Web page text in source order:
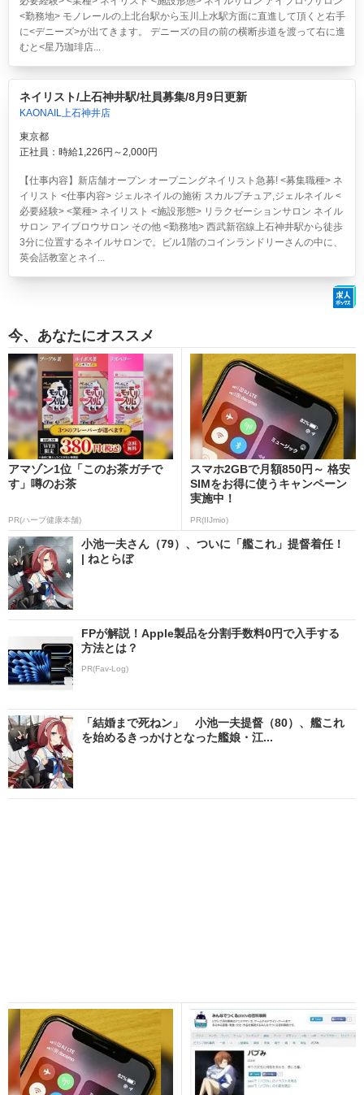
<勤務地> モノレールの上北台駅から玉川上水駅方面に直進して頂くと右手
に<デニーズ>が出てきます。 デニーズの目の前の横断歩道を渡って右に進
むと<星乃珈琲店...
ネイリスト/上石神井駅/社員募集/8月9日更新
KAONAIL上石神井店
東京都
正社員：時給1,226円～2,000円
【仕事内容】新店舗オープン オープニングネイリスト急募! <募集職種> ネ
イリスト <仕事内容> ジェルネイルの施術 スカルプチュア,ジェルネイル <
必要経験> <業種> ネイリスト <施設形態> リラクゼーションサロン ネイル
サロン アイブロウサロン その他 <勤務地> 西武新宿線上石神井駅から徒歩
3分に位置するネイルサロンで。ビル1階のコインランドリーさんの中に、
英会話教室とネイ...
今、あなたにオススメ
アマゾン1位「このお茶ガチで
す」噂のお茶
PR(ハーブ健康本舗)
スマホ2GBで月額850円～ 格安
SIMをお得に使うキャンペーン
実施中！
PR(IIJmio)
小池一夫さん（79）、ついに「艦これ」提督着任！
| ねとらぼ
FPが解説！Apple製品を分割手数料0円で入手する
方法とは？
PR(Fav-Log)
「結婚まで死ねン」 小池一夫提督（80）、艦これ
を始めるきっかけとなった艦娘・江...